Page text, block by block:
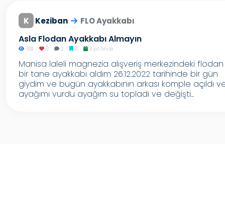
K Keziban FLO Ayakkabı
Asla Flodan Ayakkabı Almayın
709 0 0 0 3 yıl önce
Manisa laleli magnezia alışveriş merkezindeki flodan
bir tane ayakkabı aldım 26.12.2022 tarihinde bir gün
giydim ve bugün ayakkabının arkası komple açıldı
ayağımı vurdu ayağım su topladı ve değişti...